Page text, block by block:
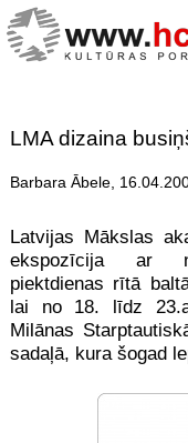
LMA dizaina
Barbara Ābele,
Latvijas Mākslas
ekspozīcija ar
piektdienas rītā
lai no 18. līdz
Milānas
sadaļā, kura šogad